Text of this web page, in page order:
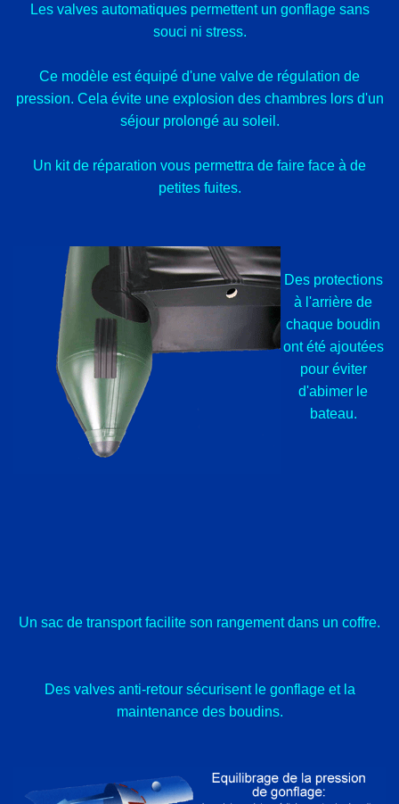
Les valves automatiques permettent un gonflage sans
souci ni stress.
Ce modèle est équipé d'une valve de régulation de
pression. Cela évite une explosion des chambres lors d'un
séjour prolongé au soleil.
Un kit de réparation vous permettra de faire face à de
petites fuites.
Des protections
à l'arrière de
chaque boudin
ont été ajoutées
pour éviter
d'abimer le
bateau.
Un sac de transport facilite son rangement dans un coffre.
Des valves anti-retour sécurisent le gonflage et la
maintenance des boudins.